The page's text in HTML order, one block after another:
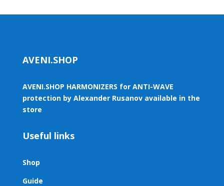
AVENI.SHOP
AVENI.SHOP HARMONIZERS for ANTI-WAVE
protection by Alexander Rusanov available in the
store
Useful links
Shop
Guide